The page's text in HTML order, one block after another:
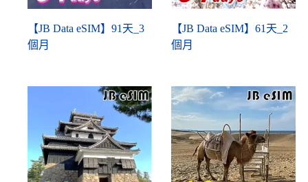
【JB Data eSIM】91天_3
個月
【JB Data eSIM】61天_2
個月